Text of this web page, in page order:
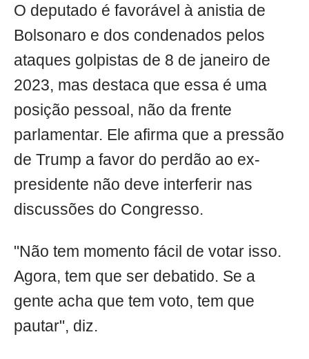
O deputado é favorável à anistia de
Bolsonaro e dos condenados pelos
ataques golpistas de 8 de janeiro de
2023, mas destaca que essa é uma
posição pessoal, não da frente
parlamentar. Ele afirma que a pressão
de Trump a favor do perdão ao ex-
presidente não deve interferir nas
discussões do Congresso.
"Não tem momento fácil de votar isso.
Agora, tem que ser debatido. Se a
gente acha que tem voto, tem que
pautar", diz.